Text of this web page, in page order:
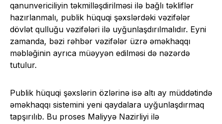
qanunvericiliyin təkmilləşdirilməsi ilə bağlı təkliflər
hazırlanmalı, publik hüquqi şəxslərdəki vəzifələr
dövlət qulluğu vəzifələri ilə uyğunlaşdırılmalıdır. Eyni
zamanda, bəzi rəhbər vəzifələr üzrə əməkhaqqı
məbləğinin ayrıca müəyyən edilməsi də nəzərdə
tutulur.
Publik hüquqi şəxslərin özlərinə isə altı ay müddətində
əməkhaqqı sistemini yeni qaydalara uyğunlaşdırmaq
tapşırılıb. Bu proses Maliyyə Nazirliyi ilə